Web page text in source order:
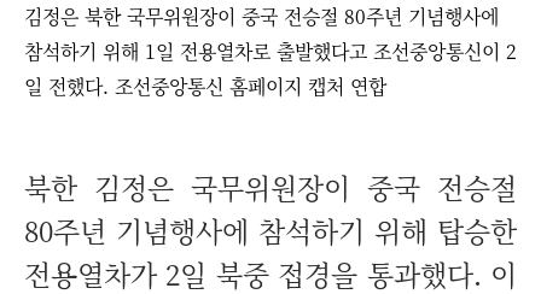
김정은 북한 국무위원장이 중국 전승절 80주년 기념행사에
참석하기 위해 1일 전용열차로 출발했다고 조선중앙통신이 2
일 전했다. 조선중앙통신 홈페이지 캡처 연합
북한 김정은 국무위원장이 중국 전승절
80주년 기념행사에 참석하기 위해 탑승한
전용열차가 2일 북중 접경을 통과했다. 이